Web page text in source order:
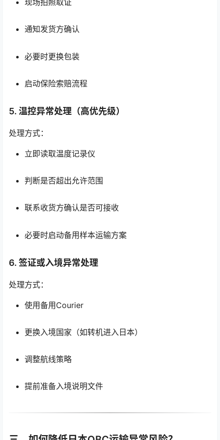
现场拍照取证
通知发货方确认
必要时更换包装
启动保险索赔流程
5. 温控异常处理（高优先级）
处理方式：
立即读取温度记录仪
判断是否超出允许范围
联系收货方确认是否可接收
必要时启动备用样本运输方案
6. 签证或入境异常处理
处理方式：
使用备用Courier
更换入境国家（如转机进入日本）
调整航线策略
提前准备入境说明文件